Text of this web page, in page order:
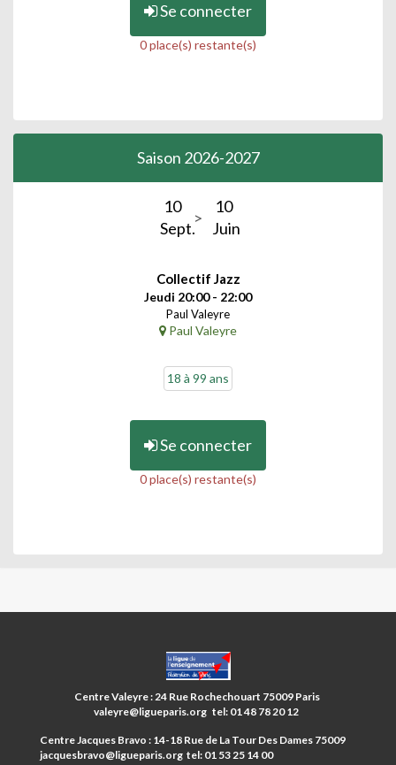
Se connecter
0 place(s) restante(s)
Saison 2026-2027
10
Sept.
10
Juin
Collectif Jazz
Jeudi 20:00 - 22:00
Paul Valeyre
Paul Valeyre
18 à 99 ans
Se connecter
0 place(s) restante(s)
CENTRES
PARIS
ANIM’
9ÈME
Centre Valeyre : 24 Rue Rochechouart 75009 Paris
valeyre@ligueparis.org tel: 01 48 78 20 12
Centre Jacques Bravo : 14-18 Rue de La Tour Des Dames 75009
jacquesbravo@ligueparis.org tel: 01 53 25 14 00